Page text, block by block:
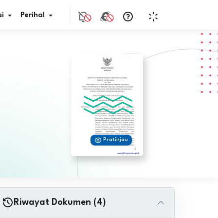
JDIH
Perihal
Pratinjau
Riwayat Dokumen (4)